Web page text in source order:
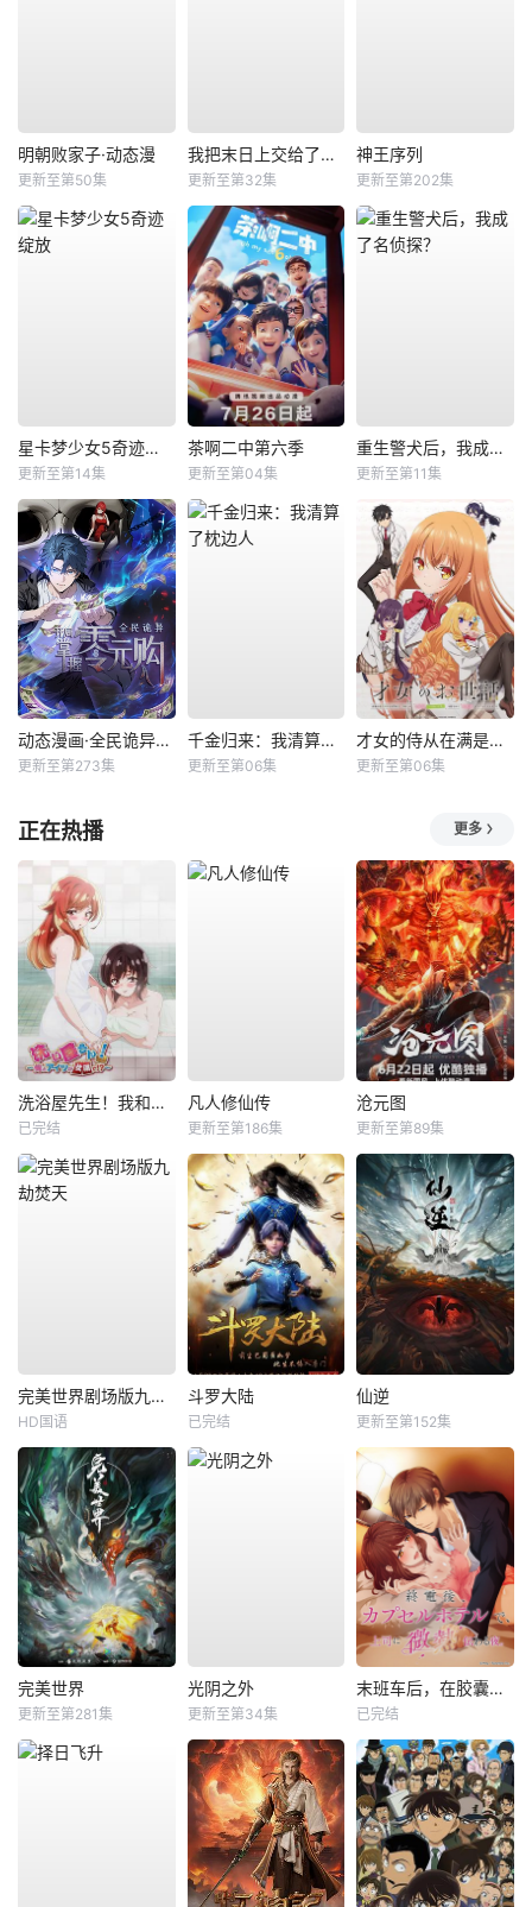
明朝败家子·动态漫
更新至第50集
我把末日上交给了国家
更新至第32集
神王序列
更新至第202集
星卡梦少女5奇迹绽放
更新至第14集
茶啊二中第六季
更新至第04集
重生警犬后，我成了名侦探？
更新至第11集
动态漫画·全民诡异：开局掌握零元购
更新至第273集
千金归来：我清算了枕边人
更新至第06集
才女的侍从在满是高岭之花的贵族学校暗中照顾（毫无生活自理能力的）学院第一大小姐
更新至第06集
正在热播 更多
洗浴屋先生！我和那家伙在女浴池！？
已完结
凡人修仙传
更新至第186集
沧元图
更新至第89集
完美世界剧场版九劫焚天
HD国语
斗罗大陆
已完结
仙逆
更新至第152集
完美世界
更新至第281集
光阴之外
更新至第34集
末班车后，在胶囊旅馆向上司传递微热的夜晚
已完结